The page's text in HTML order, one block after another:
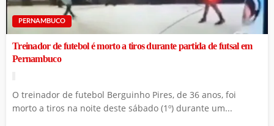
PERNAMBUCO
Treinador de futebol é morto a tiros durante partida de futsal em
Pernambuco
O treinador de futebol Berguinho Pires, de 36 anos, foi
morto a tiros na noite deste sábado (1º) durante um...